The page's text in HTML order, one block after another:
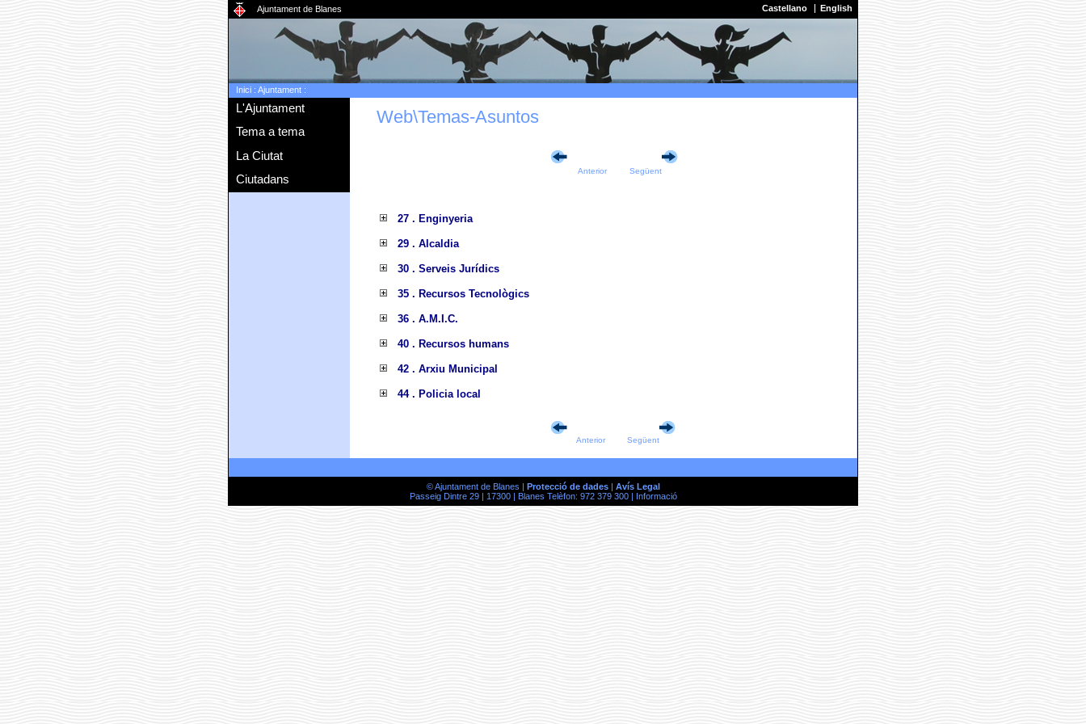
Ajuntament de Blanes Castellano English
Inici: Ajuntament:
L'Ajuntament
Tema a tema
La Ciutat
Ciutadans
Web\Temas-Asuntos
Anterior Següent
27 . Enginyeria
29 . Alcaldia
30 . Serveis Jurídics
35 . Recursos Tecnològics
36 . A.M.I.C.
40 . Recursos humans
42 . Arxiu Municipal
44 . Policia local
Anterior Següent
© Ajuntament de Blanes | Protecció de dades| Avís Legal
Passeig Dintre 29 | 17300 | Blanes Telèfon: 972 379 300 | Informació